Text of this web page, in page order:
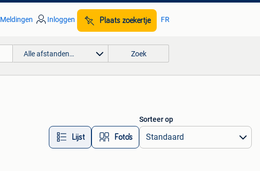
Meldingen Inloggen Plaats zoekertje FR
Alle afstanden… Zoek
Lijst Foto’s
Sorteer op